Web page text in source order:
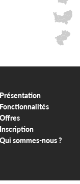
Présentation
Fonctionnalités
Offres
Inscription
Qui sommes-nous ?